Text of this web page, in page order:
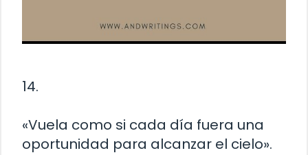
14.
«Vuela como si cada día fuera una
oportunidad para alcanzar el cielo».